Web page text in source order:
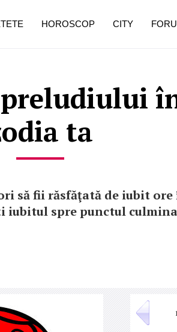
ta
să fii răsfăţată de iubit
iubitul spre punctul
HOROSCOP CITY
de dureroasă este investigația